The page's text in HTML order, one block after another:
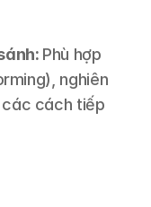
Phù hợp
nghiên
các cách tiếp